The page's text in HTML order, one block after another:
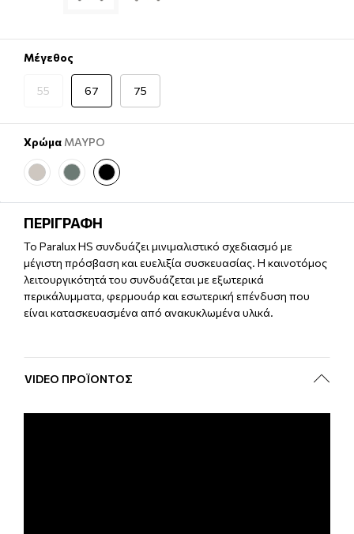
Μέγεθος
55 67 75
Χρώμα ΜΑΥΡΟ
ΠΕΡΙΓΡΑΦΗ
Το Paralux HS συνδυάζει μινιμαλιστικό σχεδιασμό με
μέγιστη πρόσβαση και ευελιξία συσκευασίας. Η καινοτόμος
λειτουργικότητά του συνδυάζεται με εξωτερικά
περικάλυμματα, φερμουάρ και εσωτερική επένδυση που
είναι κατασκευασμένα από ανακυκλωμένα υλικά.
VIDEO ΠΡΟΪΌΝΤΟΣ